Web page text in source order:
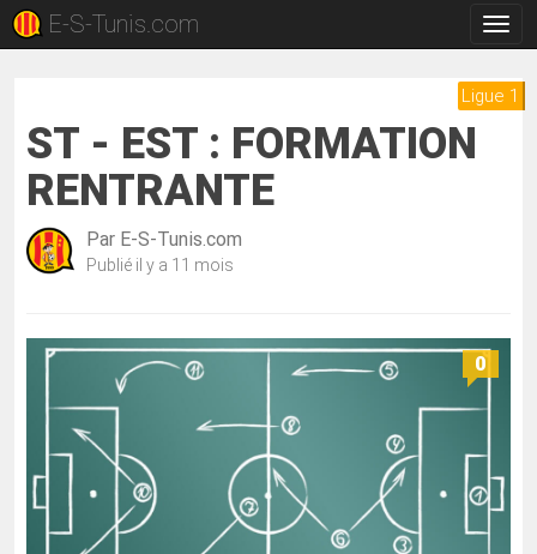
la
E-S-Tunis.com
Ligue 1
ST - EST : FORMATION
RENTRANTE
Par E-S-Tunis.com
Publié il y a 11 mois
0